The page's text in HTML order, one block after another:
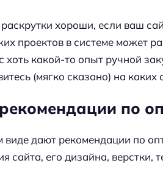
хороши, если ваш
проектов в системе может
хоть какой-то опыт ручной
(мягко сказано) на
по
виде дают рекомендации по
сайта, его дизайна, верстки,
Н
й
и
: